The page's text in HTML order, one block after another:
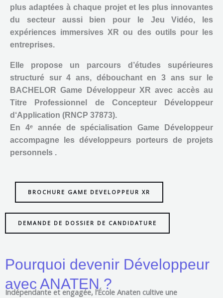
plus adaptées à chaque projet et les plus innovantes
du secteur aussi bien pour le Jeu Vidéo, les
expériences immersives XR ou des outils pour les
entreprises.
Elle propose un parcours d’études supérieures
structuré sur 4 ans, débouchant en 3 ans sur le
BACHELOR Game Développeur XR avec accès au
Titre Professionnel de Concepteur Développeur
d‘Application (RNCP 37873).
En 4ᵉ année de spécialisation Game Développeur
accompagne les développeurs porteurs de projets
personnels .
BROCHURE GAME DEVELOPPEUR XR
DEMANDE DE DOSSIER DE CANDIDATURE
Pourquoi devenir Développeur
avec ANATEN ?
Indépendante et engagée, l’École Anaten cultive une